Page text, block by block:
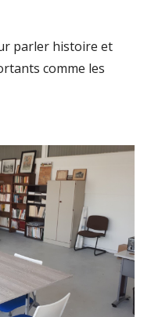
parler histoire et
comme les